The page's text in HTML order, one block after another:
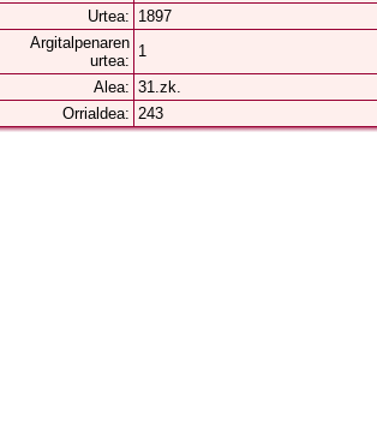
Urtea: 1897
Argitalpenaren
urtea:
1
Alea: 31.zk.
Orrialdea: 243